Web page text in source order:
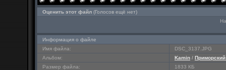
Оценить этот файл (Голосов ещё нет)
Информация о файле
Имя файла:
DSC_3137.JPG
Альбом:
Kamin /
Размер файла:
1833 КБ